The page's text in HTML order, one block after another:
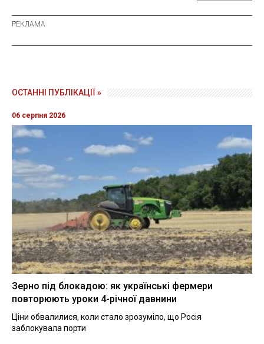
ОСТАННІ ПУБЛІКАЦІЇ »
06 серпня 2026
Зерно під блокадою: як українські фермери
повторюють уроки 4-річної давнини
Ціни обвалилися, коли стало зрозуміло, що Росія
заблокувала порти